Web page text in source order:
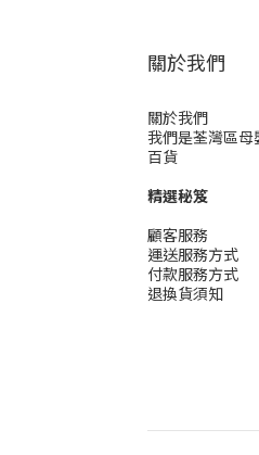
關於我們
關於我們
我們是荃灣區
百貨
精選秘笈
顧客服務
運送服務方式
付款服務方式
退換貨須知